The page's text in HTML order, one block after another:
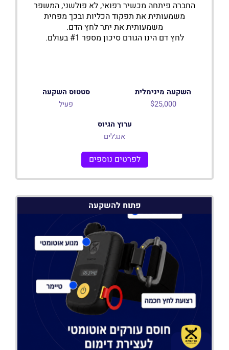
החברה פיתחה מכשיר רפואי, לא פולשני, המשפר
משמעותית את תפקוד הכליות ובכך מפחית
משמעותית את יתר לחץ הדם.
לחץ דם הינו הגורם סיכון מספר #1 בעולם.
השקעה מינימלית
$25,000
סטטוס השקעה
פעיל
ערוץ הגיוס
אנג׳לים
לפרטים נוספים
פתוח להשקעה